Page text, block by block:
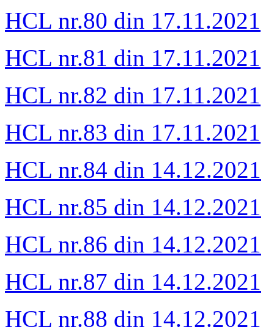
HCL nr.80 din 17.11.2021
HCL nr.81 din 17.11.2021
HCL nr.82 din 17.11.2021
HCL nr.83 din 17.11.2021
HCL nr.84 din 14.12.2021
HCL nr.85 din 14.12.2021
HCL nr.86 din 14.12.2021
HCL nr.87 din 14.12.2021
HCL nr.88 din 14.12.2021